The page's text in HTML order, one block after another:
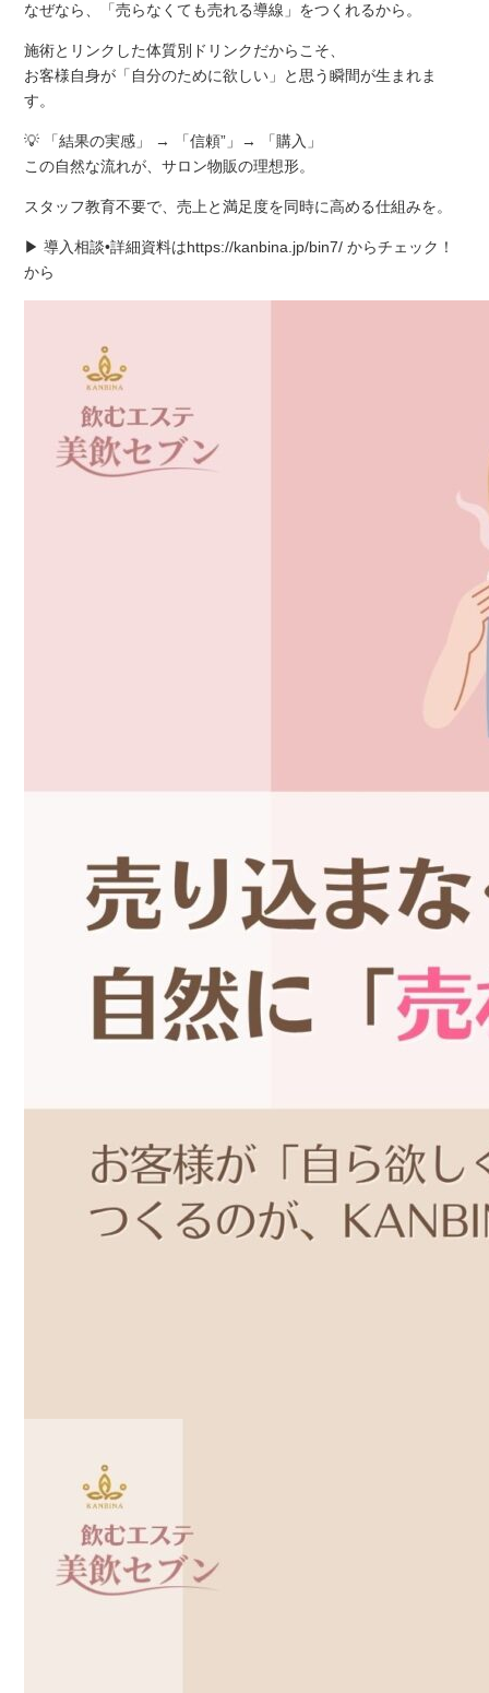
なぜなら、「売らなくても売れる導線」をつくれるから。
施術とリンクした体質別ドリンクだからこそ、
お客様自身が「自分のために欲しい」と思う瞬間が生まれま
す。
💡 「結果の実感」 → 「信頼”」→ 「購入」
この自然な流れが、サロン物販の理想形。
スタッフ教育不要で、売上と満足度を同時に高める仕組みを。
▶ 導入相談•詳細資料はhttps://kanbina.jp/bin7/ からチェック！
から